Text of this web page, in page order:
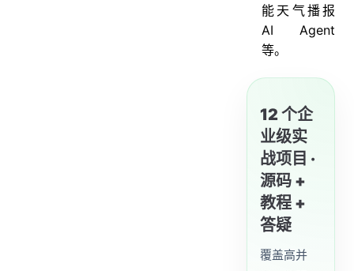
能天气播报
AI Agent
等。
12 个企
业级实
战项目 ·
源码 +
教程 +
答疑
覆盖高并